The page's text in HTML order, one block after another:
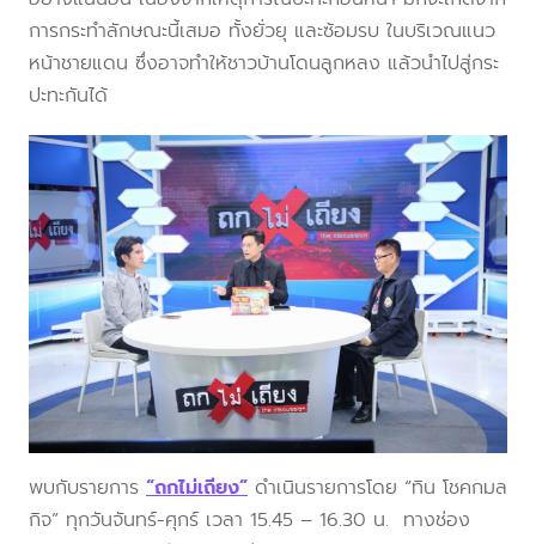
การกระทำลักษณะนี้เสมอ ทั้งยั่วยุ และซ้อมรบ ในบริเวณแนว
หน้าชายแดน ซึ่งอาจทำให้ชาวบ้านโดนลูกหลง แล้วนำไปสู่กระ
ปะทะกันได้
พบกับรายการ “ถกไม่เถียง” ดำเนินรายการโดย “ทิน โชคกมล
กิจ” ทุกวันจันทร์-ศุกร์ เวลา 15.45 – 16.30 น. ทางช่อง